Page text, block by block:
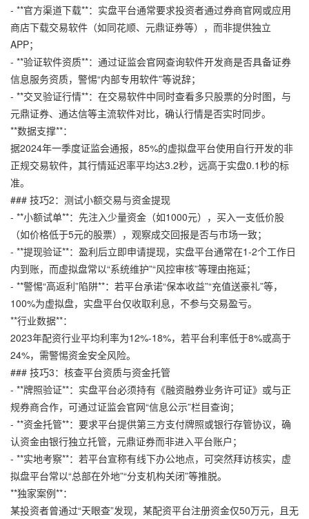
- **官方渠道下载**：实盘平台通常要求投资者通过券商官网或应用
商店下载交易软件（如同花顺、元鼎证券等），而非提供独立
APP；
- **验证软件资质**：通过证监会官网查询软件开发商是否具备证券
信息服务资质，警惕“内部专用软件”等说辞；
- **交叉验证行情**：在交易软件中同时查看多只股票的分时图，与
元鼎证券、通达信等主流软件对比，确认行情是否实时同步。
**数据支撑**：
据2024年一季度证监会通报，85%的虚拟盘平台使用自行开发的非
正规交易软件，其行情延迟率平均达3.2秒，远高于实盘0.1秒的标
准。
### 技巧2：测试小额交易与资金提现
- **小额试单**：先注入少量资金（如1000元），买入一支低价股
（如价格低于5元的股票），观察成交回报是否与市场一致；
- **提现验证**：盈利后立即申请提现，实盘平台通常在1-2个工作日
内到账，而虚拟盘常以“系统维护”“风控审核”等理由拖延；
- **警惕“高返利”陷阱**：若平台承诺“保本收益”“充值送豪礼”等，
100%为虚拟盘，实盘平台仅收取利息，不参与交易盈亏。
**行业数据**：
2023年配资行业平均利率为12%-18%，若平台利率低于8%或高于
24%，需警惕资金安全风险。
### 技巧3：核查平台资质与资金托管
- **牌照验证**：实盘平台必须持有《融资融券业务许可证》或与正
规券商合作，可通过证监会官网“信息公示”栏目查询；
- **资金托管**：要求平台提供第三方支付牌照或银行存管协议，确
认资金由银行独立托管， 元鼎证券而非进入平台账户；
- **实地考察**：若平台宣称有线下办公地点，可突然拜访核实，虚
拟盘平台常以“总部在外地”“分支机构关闭”等推脱。
**独家案例**：
某投资者曾通过“天眼查”发现，某配资平台注册资金仅50万元，且无